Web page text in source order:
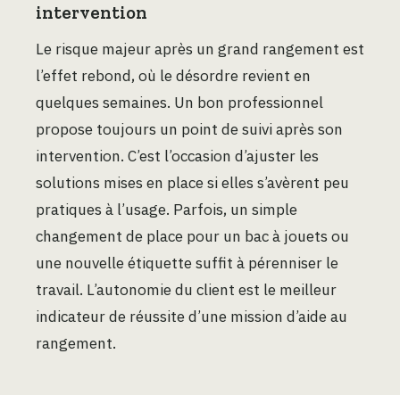
intervention
Le risque majeur après un grand rangement est
l’effet rebond, où le désordre revient en
quelques semaines. Un bon professionnel
propose toujours un point de suivi après son
intervention. C’est l’occasion d’ajuster les
solutions mises en place si elles s’avèrent peu
pratiques à l’usage. Parfois, un simple
changement de place pour un bac à jouets ou
une nouvelle étiquette suffit à pérenniser le
travail. L’autonomie du client est le meilleur
indicateur de réussite d’une mission d’aide au
rangement.